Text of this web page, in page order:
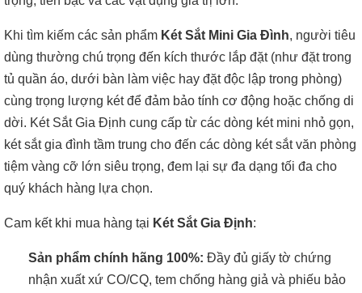
Khi tìm kiếm các sản phẩm Két Sắt Mini Gia Đình, người tiêu
dùng thường chú trọng đến kích thước lắp đặt (như đặt trong
tủ quần áo, dưới bàn làm việc hay đặt độc lập trong phòng)
cùng trọng lượng két để đảm bảo tính cơ động hoặc chống di
dời. Két Sắt Gia Định cung cấp từ các dòng két mini nhỏ gọn,
két sắt gia đình tầm trung cho đến các dòng két sắt văn phòng
tiệm vàng cỡ lớn siêu trọng, đem lại sự đa dạng tối đa cho
quý khách hàng lựa chọn.
Cam kết khi mua hàng tại Két Sắt Gia Định:
Sản phẩm chính hãng 100%: Đầy đủ giấy tờ chứng
nhận xuất xứ CO/CQ, tem chống hàng giả và phiếu bảo